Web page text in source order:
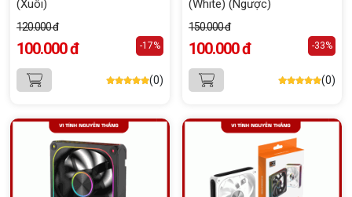
(Xuôi)
120.000 đ
100.000 đ -17%
(0)
(White) (Ngược)
150.000 đ
100.000 đ -33%
(0)